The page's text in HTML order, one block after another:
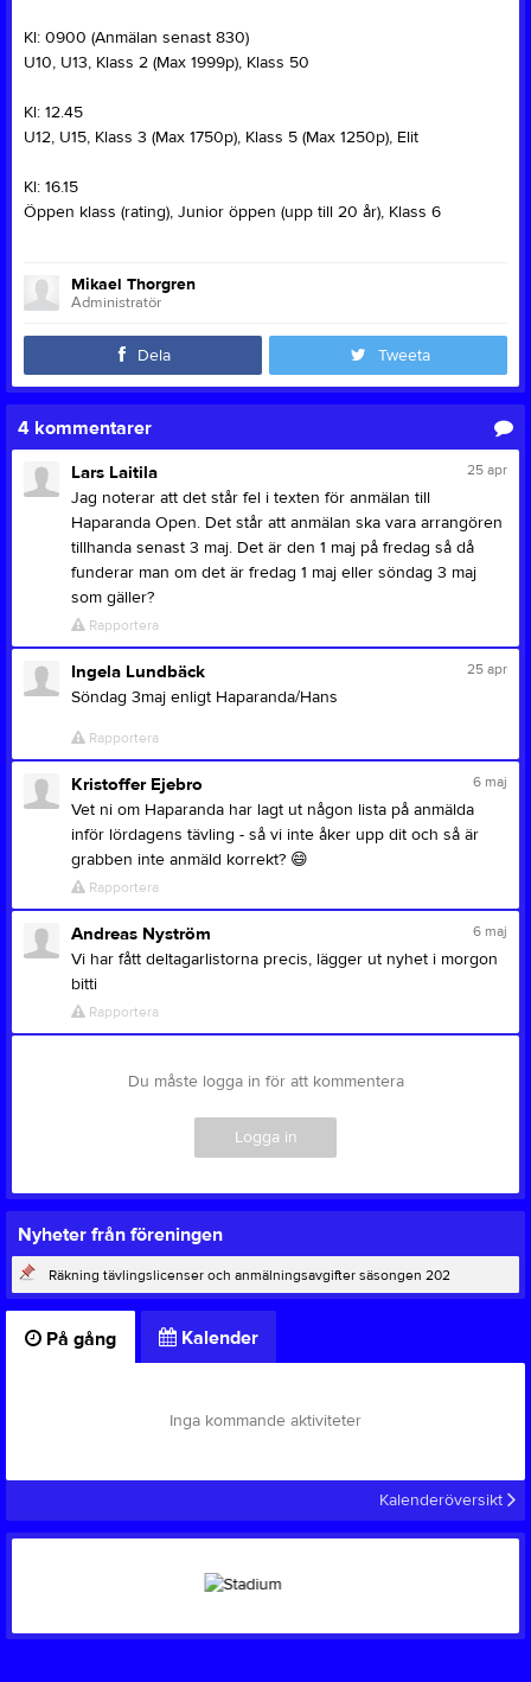
Kl: 0900 (Anmälan senast 830)
U10, U13, Klass 2 (Max 1999p), Klass 50
Kl: 12.45
U12, U15, Klass 3 (Max 1750p), Klass 5 (Max 1250p), Elit
Kl: 16.15
Öppen klass (rating), Junior öppen (upp till 20 år), Klass 6
Mikael Thorgren
Administratör
Dela Tweeta
4 kommentarer
25 apr
Lars Laitila
Jag noterar att det står fel i texten för anmälan till
Haparanda Open. Det står att anmälan ska vara arrangören
tillhanda senast 3 maj. Det är den 1 maj på fredag så då
funderar man om det är fredag 1 maj eller söndag 3 maj
som gäller?
Rapportera
25 apr
Ingela Lundbäck
Söndag 3maj enligt Haparanda/Hans
Rapportera
6 maj
Kristoffer Ejebro
Vet ni om Haparanda har lagt ut någon lista på anmälda
inför lördagens tävling - så vi inte åker upp dit och så är
grabben inte anmäld korrekt? 😄
Rapportera
6 maj
Andreas Nyström
Vi har fått deltagarlistorna precis, lägger ut nyhet i morgon
bitti
Rapportera
Du måste logga in för att kommentera
Logga in
Nyheter från föreningen
Räkning tävlingslicenser och anmälningsavgifter säsongen 202
På gång Kalender
Inga kommande aktiviteter
Kalenderöversikt